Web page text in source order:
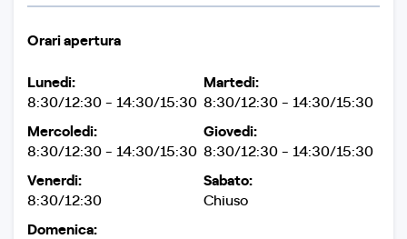
Orari apertura
Lunedi:
8:30/12:30 - 14:30/15:30
Martedi:
8:30/12:30 - 14:30/15:30
Mercoledi:
8:30/12:30 - 14:30/15:30
Giovedi:
8:30/12:30 - 14:30/15:30
Venerdi:
8:30/12:30
Sabato:
Chiuso
Domenica: